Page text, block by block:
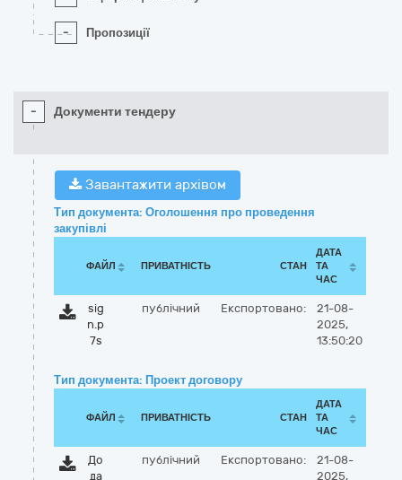
- Пропозиції
- Документи тендеру
Завантажити архівом
Тип документа: Оголошення про проведення
закупівлі
ФАЙЛ ПРИВАТНІСТЬ СТАН
ДАТА
ТА
ЧАС
sig
n.p
7s
публічний Експортовано:
21-08-
2025,
13:50:20
Тип документа: Проект договору
ФАЙЛ ПРИВАТНІСТЬ СТАН
ДАТА
ТА
ЧАС
До
да
публічний Експортовано:
21-08-
2025,